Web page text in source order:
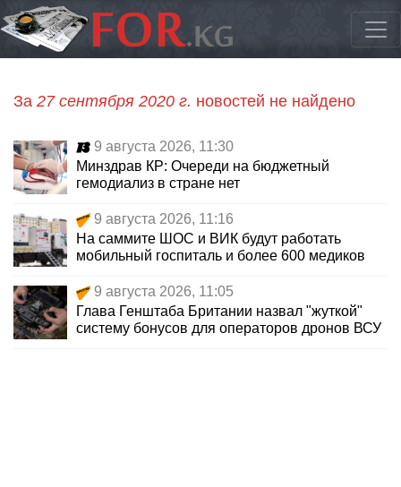
За 27 сентября 2020 г. новостей не найдено
9 августа 2026, 11:30
Минздрав КР: Очереди на бюджетный
гемодиализ в стране нет
9 августа 2026, 11:16
На саммите ШОС и ВИК будут работать
мобильный госпиталь и более 600 медиков
9 августа 2026, 11:05
Глава Генштаба Британии назвал "жуткой"
систему бонусов для операторов дронов ВСУ